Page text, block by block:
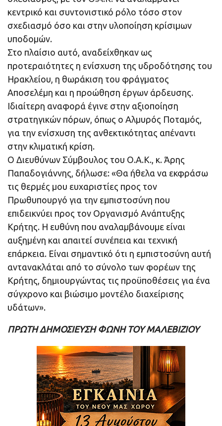
κεντρικό και συντονιστικό ρόλο τόσο στον
σχεδιασμό όσο και στην υλοποίηση κρίσιμων
υποδομών.
Στο πλαίσιο αυτό, αναδείχθηκαν ως
προτεραιότητες η ενίσχυση της υδροδότησης του
Ηρακλείου, η θωράκιση του φράγματος
Αποσελέμη και η προώθηση έργων άρδευσης.
Ιδιαίτερη αναφορά έγινε στην αξιοποίηση
στρατηγικών πόρων, όπως ο Αλμυρός Ποταμός,
για την ενίσχυση της ανθεκτικότητας απέναντι
στην κλιματική κρίση.
Ο Διευθύνων Σύμβουλος του Ο.Α.Κ., κ. Άρης
Παπαδογιάννης, δήλωσε: «Θα ήθελα να εκφράσω
τις θερμές μου ευχαριστίες προς τον
Πρωθυπουργό για την εμπιστοσύνη που
επιδεικνύει προς τον Οργανισμό Ανάπτυξης
Κρήτης. Η ευθύνη που αναλαμβάνουμε είναι
αυξημένη και απαιτεί συνέπεια και τεχνική
επάρκεια. Είναι σημαντικό ότι η εμπιστοσύνη αυτή
αντανακλάται από το σύνολο των φορέων της
Κρήτης, δημιουργώντας τις προϋποθέσεις για ένα
σύγχρονο και βιώσιμο μοντέλο διαχείρισης
υδάτων».
ΠΡΩΤΗ ΔΗΜΟΣΙΕΥΣΗ ΦΩΝΗ ΤΟΥ ΜΑΛΕΒΙΖΙΟΥ